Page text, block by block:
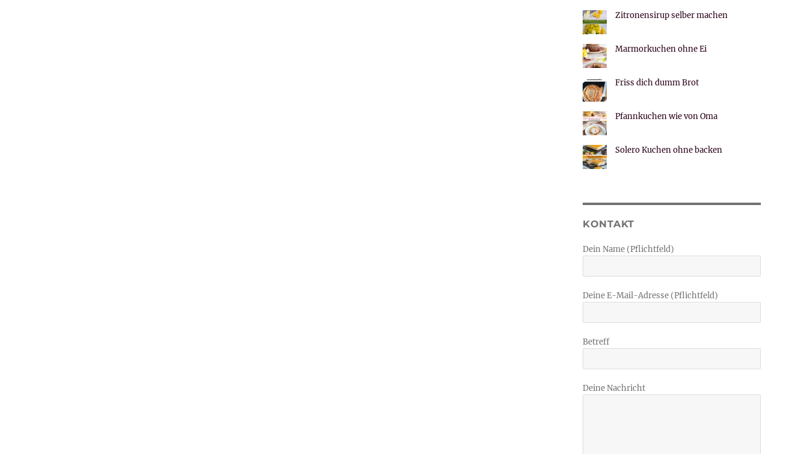
Zitronensirup selber machen
Marmorkuchen ohne Ei
Friss dich dumm Brot
Pfannkuchen wie von Oma
Solero Kuchen ohne backen
KONTAKT
Dein Name (Pflichtfeld)
Deine E-Mail-Adresse (Pflichtfeld)
Betreff
Deine Nachricht